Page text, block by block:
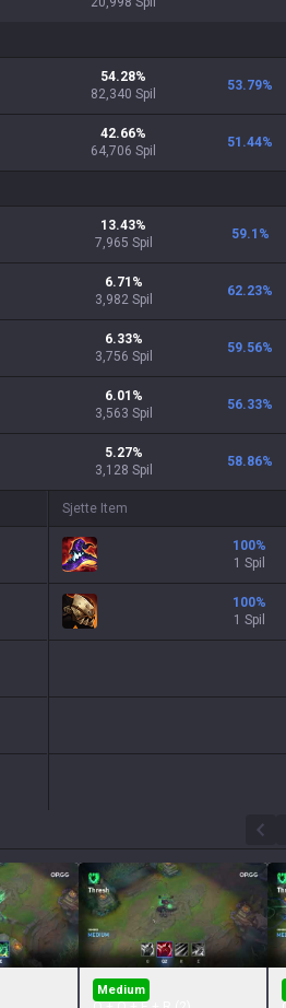
54.28%
82,340 Spil
53.79%
42.66%
64,706 Spil
51.44%
13.43%
7,965 Spil
59.1 %
6.71 %
3,982 Spil
62.23%
6.33%
3,756 Spil
59.56%
6.01 %
3,563 Spil
56.33%
5.27%
3,128 Spil
58.86%
Sjette Item
100%
1 Spil
100%
1 Spil
Medium